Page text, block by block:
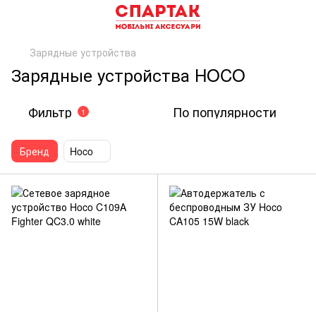
Зарядные устройства
Зарядные устройства HOCO
Фильтр 1 По популярности
Бренд Hoco